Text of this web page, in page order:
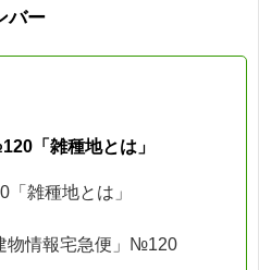
バー
「雑種地とは」
雑種地とは」
情報宅急便」№120